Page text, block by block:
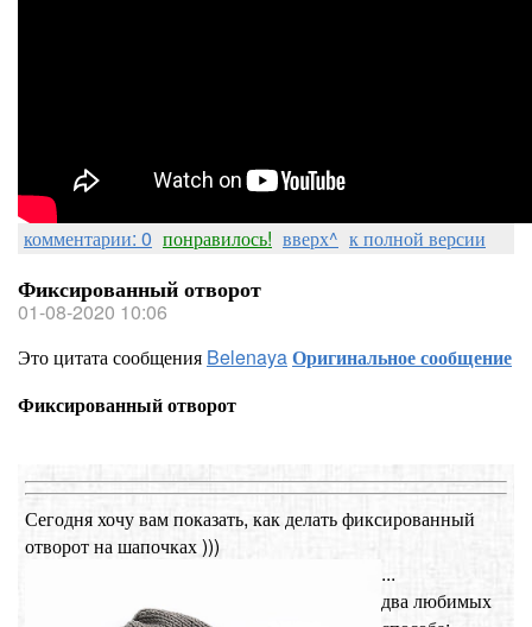
комментарии: 0 понравилось! вверх^ к полной версии
Фиксированный отворот
01-08-2020 10:06
Это цитата сообщения BelenayaОригинальное сообщение
Фиксированный отворот
Сегодня хочу вам показать, как делать фиксированный
отворот на шапочках )))
...
два любимых